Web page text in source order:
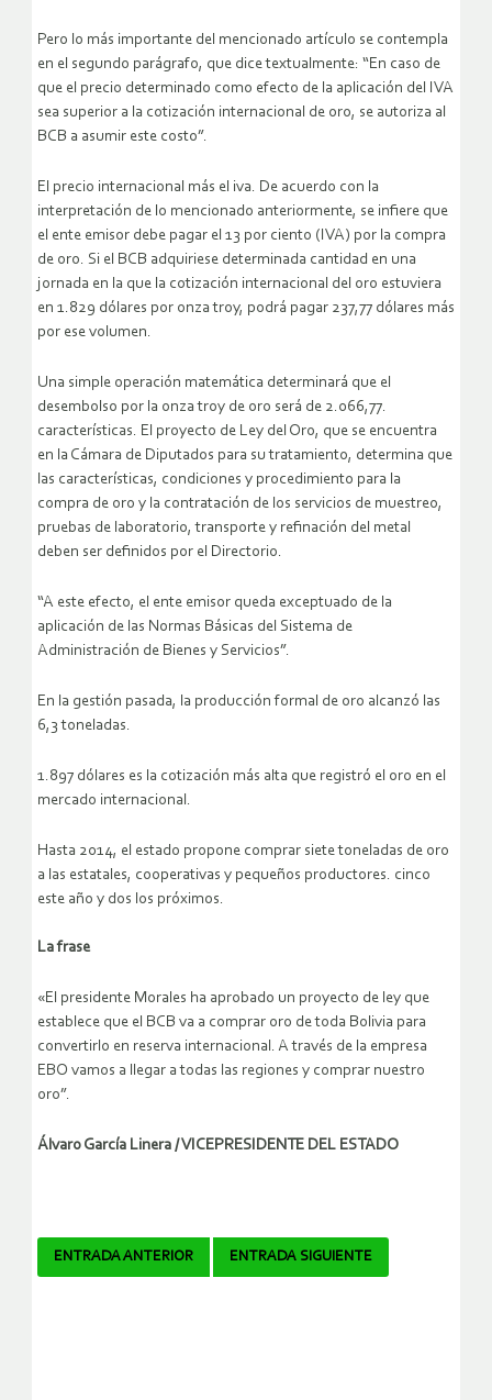
Pero lo más importante del mencionado artículo se contempla
en el segundo parágrafo, que dice textualmente: “En caso de
que el precio determinado como efecto de la aplicación del IVA
sea superior a la cotización internacional de oro, se autoriza al
BCB a asumir este costo”.
El precio internacional más el iva. De acuerdo con la
interpretación de lo mencionado anteriormente, se infiere que
el ente emisor debe pagar el 13 por ciento (IVA) por la compra
de oro. Si el BCB adquiriese determinada cantidad en una
jornada en la que la cotización internacional del oro estuviera
en 1.829 dólares por onza troy, podrá pagar 237,77 dólares más
por ese volumen.
Una simple operación matemática determinará que el
desembolso por la onza troy de oro será de 2.066,77.
características. El proyecto de Ley del Oro, que se encuentra
en la Cámara de Diputados para su tratamiento, determina que
las características, condiciones y procedimiento para la
compra de oro y la contratación de los servicios de muestreo,
pruebas de laboratorio, transporte y refinación del metal
deben ser definidos por el Directorio.
“A este efecto, el ente emisor queda exceptuado de la
aplicación de las Normas Básicas del Sistema de
Administración de Bienes y Servicios”.
En la gestión pasada, la producción formal de oro alcanzó las
6,3 toneladas.
1.897 dólares es la cotización más alta que registró el oro en el
mercado internacional.
Hasta 2014, el estado propone comprar siete toneladas de oro
a las estatales, cooperativas y pequeños productores. cinco
este año y dos los próximos.
La frase
«El presidente Morales ha aprobado un proyecto de ley que
establece que el BCB va a comprar oro de toda Bolivia para
convertirlo en reserva internacional. A través de la empresa
EBO vamos a llegar a todas las regiones y comprar nuestro
oro”.
Álvaro García Linera / VICEPRESIDENTE DEL ESTADO
Navegador
ENTRADA ANTERIOR ENTRADA SIGUIENTE